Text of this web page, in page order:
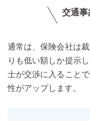
交通
通常は、保険会社は
りも低い額しか提示
士が交渉に入ることで
性がアップします。